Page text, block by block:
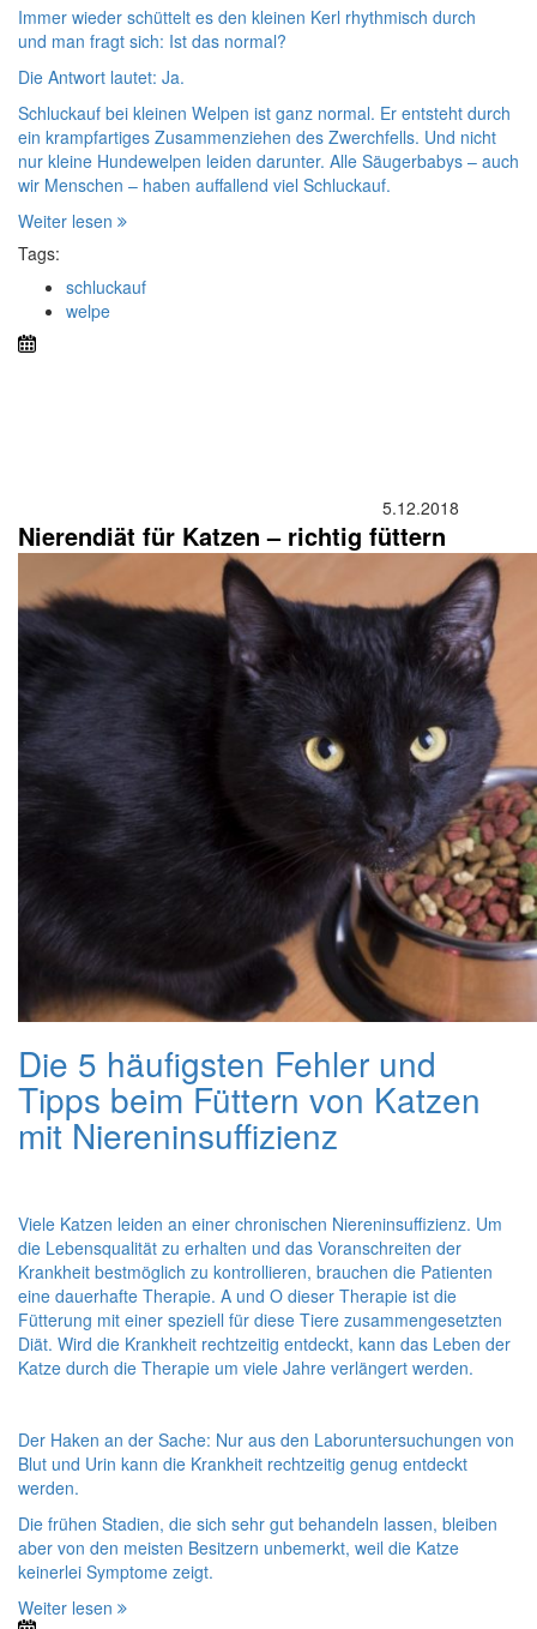
Immer wieder schüttelt es den kleinen Kerl rhythmisch durch
und man fragt sich: Ist das normal?
Die Antwort lautet: Ja.
Schluckauf bei kleinen Welpen ist ganz normal. Er entsteht durch
ein krampfartiges Zusammenziehen des Zwerchfells. Und nicht
nur kleine Hundewelpen leiden darunter. Alle Säugerbabys – auch
wir Menschen – haben auffallend viel Schluckauf.
Weiter lesen
Tags:
schluckauf
welpe
5.12.2018
Nierendiät für Katzen – richtig füttern
Die 5 häufigsten Fehler und
Tipps beim Füttern von Katzen
mit Niereninsuffizienz
Viele Katzen leiden an einer chronischen Niereninsuffizienz. Um
die Lebensqualität zu erhalten und das Voranschreiten der
Krankheit bestmöglich zu kontrollieren, brauchen die Patienten
eine dauerhafte Therapie. A und O dieser Therapie ist die
Fütterung mit einer speziell für diese Tiere zusammengesetzten
Diät. Wird die Krankheit rechtzeitig entdeckt, kann das Leben der
Katze durch die Therapie um viele Jahre verlängert werden.
Der Haken an der Sache: Nur aus den Laboruntersuchungen von
Blut und Urin kann die Krankheit rechtzeitig genug entdeckt
werden.
Die frühen Stadien, die sich sehr gut behandeln lassen, bleiben
aber von den meisten Besitzern unbemerkt, weil die Katze
keinerlei Symptome zeigt.
Weiter lesen